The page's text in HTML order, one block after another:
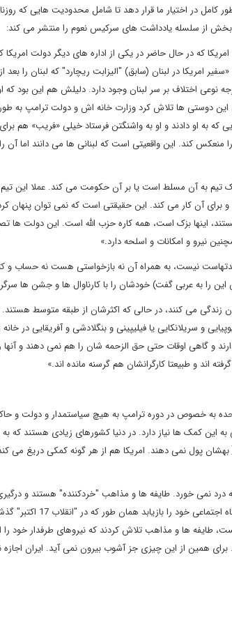
در اختیار ما قرار دهد تا شامل محدودیت هایی که
بخش از سلسله یادداشت های سرکیس نعوم را منتشر می کند:
که در حال حاضر در یکی از اداره های دیگر دولت امریکا
امریکا در لبنان (سابق) "الیزابت ریچارد" که لبنان را
نوعی اختلاف بر سر لبنان وجود دارد. دلیلش هم این بود که
دوستی ها تلاش کرد وزارت خانه اش و دولت ترامپ به طور
که به او دادند و او به واشنگتن فرستاد خیلی «فریب» هم
کند. این واقعیتی است که لبنانی ها می دانند اما آن را
به آن مسلط است یا بر آن حکومت می کند. عملا این تیم
برای آن کار می کند. این حقیقتی است که نمی توان پنهان
اینها بزک است، همه کاره حزب الله است. این دولت ها
نیرو و امکانات و اسلحه دارد.»
مدتهاست نیست، به همراه آن نه بازخواستی هست نه حساب و
را به عربی گفت) خودشان را با کارناوال ها و جشن ها
زندگی می کنند، در حالی که اکثرشان از طبقه متوسط
و سریلانکایی یا فیلیپینی و بنگلادشی و آفریقایی در
و گاهی اوقات حتی حق الزحمه شان را هم نمی دهند و
اند و طبیعتا کارگرانشان هم گرسنه مانده اند.»
به خصوص در دوره ترامپ به هیچ سیاستمدار و دولت و
کمک ها نیاز دارد. در دنیا کشورهای زیادی هستند که به
پول نمی دهند. امریکا هم از هر گونه کمکی دریغ می
درد نمی خورد. طایفه ها و مذاهب "خردکننده" هستند و
اجتماعی خود مراقبت
طایفه ها و مذاهب تلاش کردند که نیروهای طرفدار خود
همین از این چیزی جز آشوب بیرون نمی آید. ایران